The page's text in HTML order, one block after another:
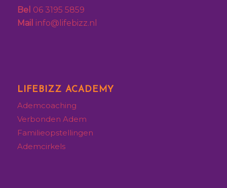
Bel 06 3195 5859
Mail info@lifebizz.nl
LIFEBIZZ ACADEMY
Ademcoaching
Verbonden Adem
Familieopstellingen
Ademcirkels